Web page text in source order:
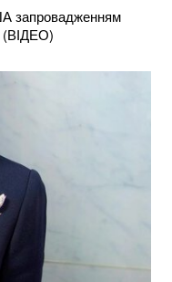
запровадженням
(ВІДЕО)